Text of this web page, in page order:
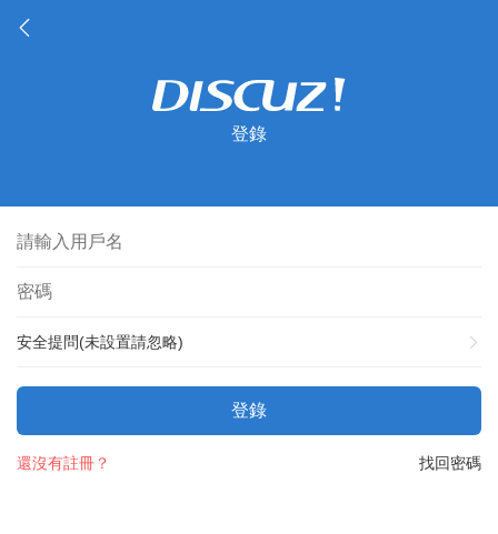
登錄
安全提問(未設置請忽略)
登錄
找回密碼
還沒有註冊？